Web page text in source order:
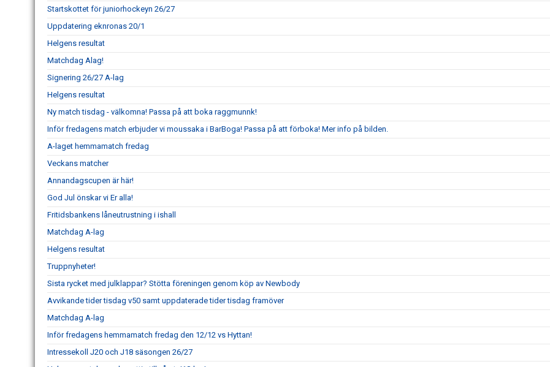
Startskottet för juniorhockeyn 26/27
Uppdatering eknronas 20/1
Helgens resultat
Matchdag Alag!
Signering 26/27 A-lag
Helgens resultat
Ny match tisdag - välkomna! Passa på att boka raggmunnk!
Inför fredagens match erbjuder vi moussaka i BarBoga! Passa på att förboka! Mer info på bilden.
A-laget hemmamatch fredag
Veckans matcher
Annandagscupen är här!
God Jul önskar vi Er alla!
Fritidsbankens låneutrustning i ishall
Matchdag A-lag
Helgens resultat
Truppnyheter!
Sista rycket med julklappar? Stötta föreningen genom köp av Newbody
Avvikande tider tisdag v50 samt uppdaterade tider tisdag framöver
Matchdag A-lag
Inför fredagens hemmamatch fredag den 12/12 vs Hyttan!
Intressekoll J20 och J18 säsongen 26/27